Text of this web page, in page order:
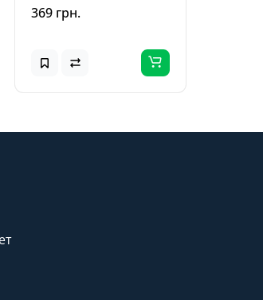
(P10373000111-01)
Cluster Black
369 грн.